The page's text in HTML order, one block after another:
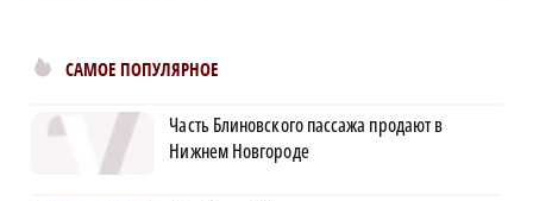
САМОЕ ПОПУЛЯРНОЕ
Часть Блиновского пассажа продают в
Нижнем Новгороде